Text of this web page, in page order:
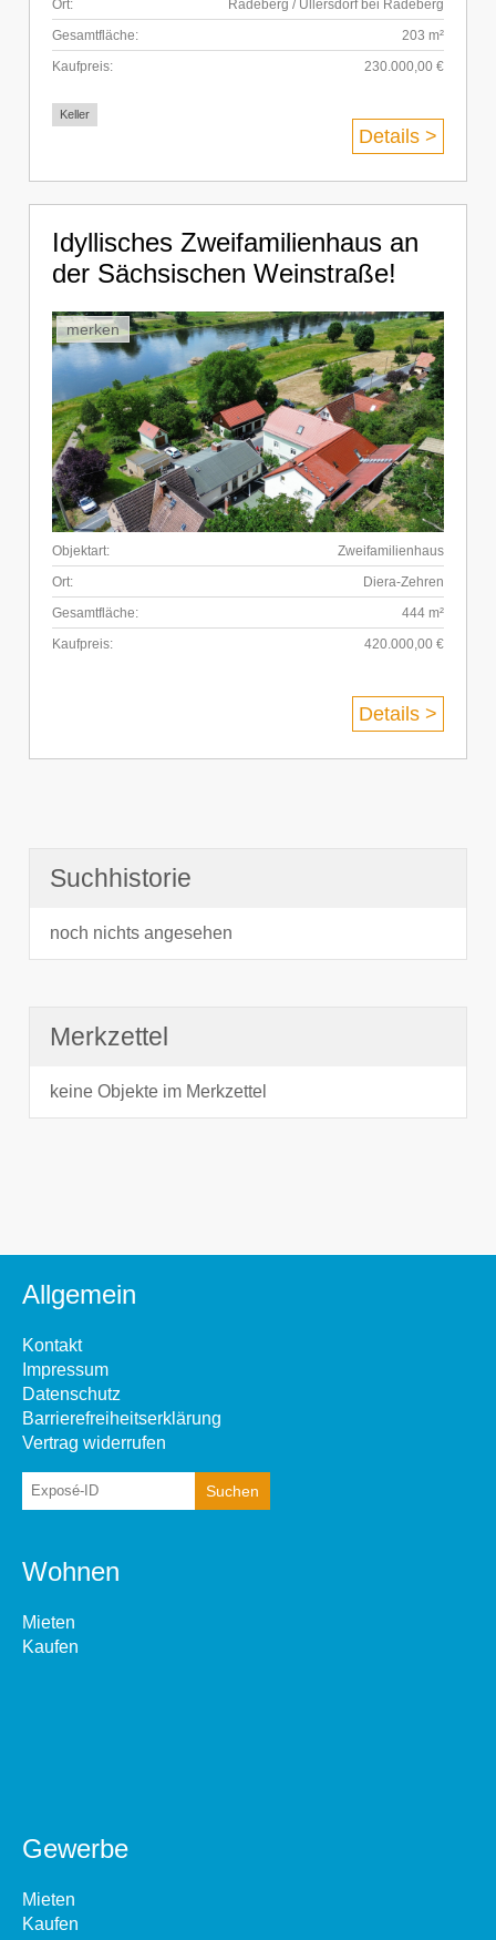
Ort:
Radeberg / Ullersdorf bei Radeberg
Gesamtfläche:
203 m²
Kaufpreis:
230.000,00 €
Keller
Details >
Idyllisches Zweifamilienhaus an
der Sächsischen Weinstraße!
merken
Objektart:
Zweifamilienhaus
Ort:
Diera-Zehren
Gesamtfläche:
444 m²
Kaufpreis:
420.000,00 €
Details >
Suchhistorie
noch nichts angesehen
Merkzettel
keine Objekte im Merkzettel
Allgemein
Kontakt
Impressum
Datenschutz
Barrierefreiheitserklärung
Vertrag widerrufen
Wohnen
Mieten
Kaufen
Gewerbe
Mieten
Kaufen